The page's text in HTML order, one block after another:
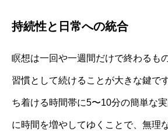
持続性と日常への統合
瞑想は一回や一週間だけで終わるも
習慣として続けることが大きな鍵で
ち着ける時間帯に5〜10分の簡単な
に時間を増やしてゆくことで、無理